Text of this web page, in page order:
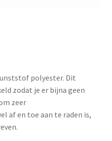
polyester. Dit
zodat je er bijna geen
zeer
af en toe aan te raden is,